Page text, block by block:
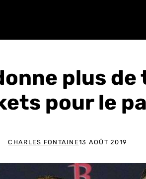
plus de
pour le
CHARLES FONTAINE13 AOÛT 2019